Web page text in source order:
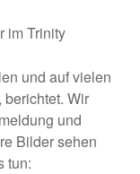
und auf vielen
Wir
und
Bilder sehen
tun: